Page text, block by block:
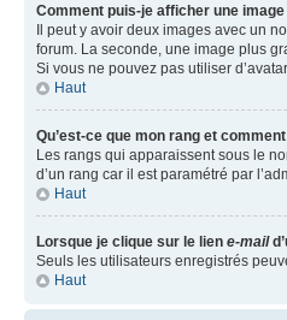
Comment puis-je afficher une
Il peut y avoir deux images avec un
forum. La seconde, une image plus
Si vous ne pouvez pas utiliser
Haut
Qu’est-ce que mon rang et
Les rangs qui apparaissent sous le
d’un rang car il est paramétré par
Haut
Lorsque je clique sur le lien e-mail
Seuls les utilisateurs enregistrés
Haut